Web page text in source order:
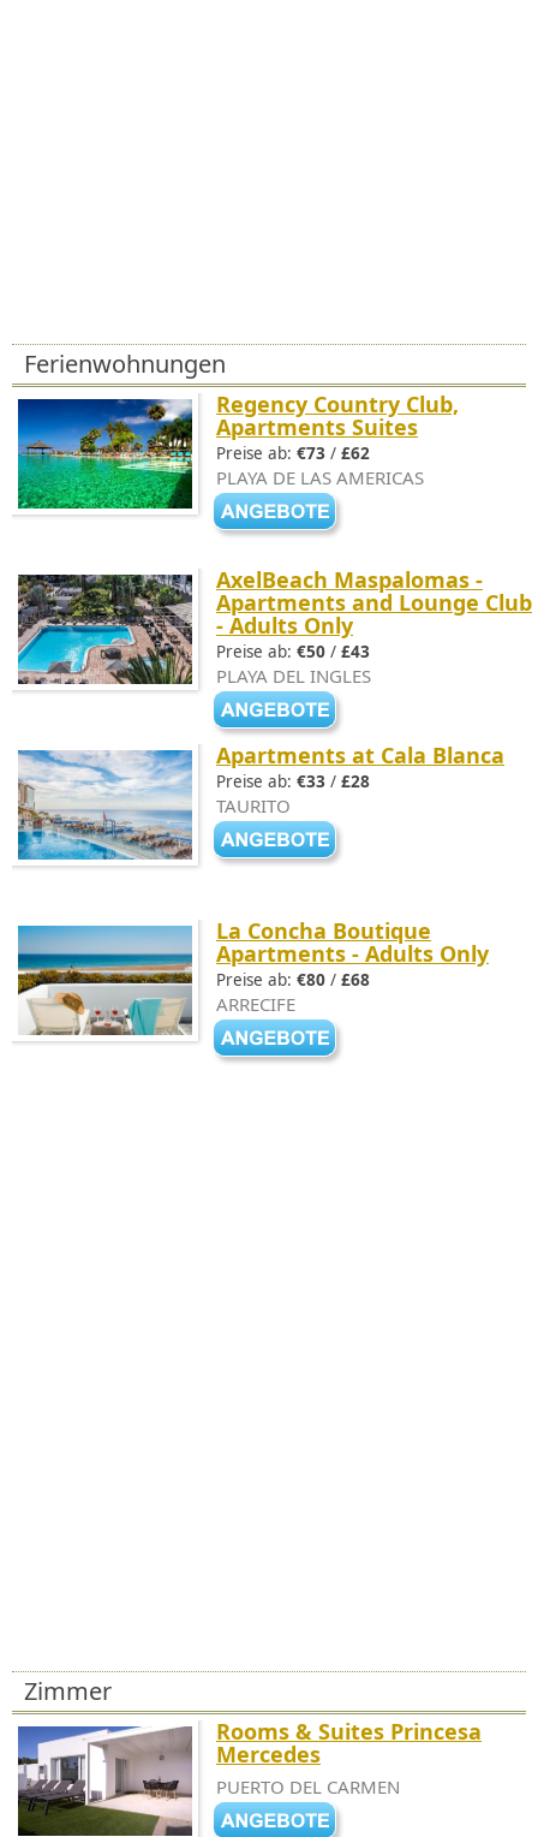
Ferienwohnungen
Regency Country Club,
Apartments Suites
Preise ab: €73 / £62
PLAYA DE LAS AMERICAS
AxelBeach Maspalomas -
Apartments and Lounge Club
- Adults Only
Preise ab: €50 / £43
PLAYA DEL INGLES
Apartments at Cala Blanca
Preise ab: €33 / £28
TAURITO
La Concha Boutique
Apartments - Adults Only
Preise ab: €80 / £68
ARRECIFE
Zimmer
Rooms & Suites Princesa
Mercedes
PUERTO DEL CARMEN